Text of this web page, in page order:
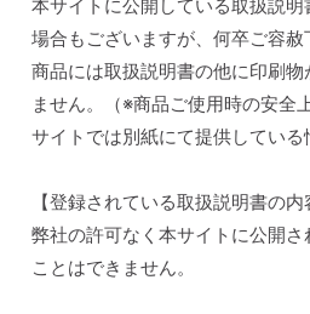
本サイトに公開している取扱説
場合もございますが、何卒ご容赦
商品には取扱説明書の他に印刷
ません。（※商品ご使用時の安全
サイトでは別紙にて提供している
【登録されている取扱説明書の内
弊社の許可なく本サイトに公開
ことはできません。